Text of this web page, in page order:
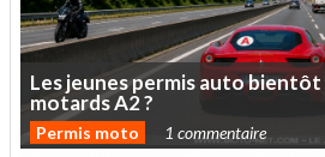
Lesjeunespermisautobientôt
motardsA2?
Permis moto 1 commentaire